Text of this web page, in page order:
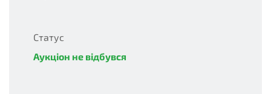
Статус
Аукціон не відбувся